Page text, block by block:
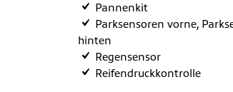
Pannenkit
Parksensoren vorne,
hinten
Regensensor
Reifendruckkontrolle